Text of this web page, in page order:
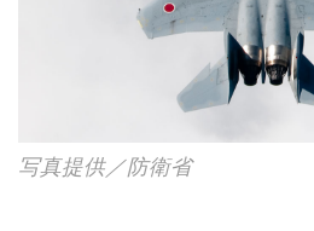
写真提供／防衛省